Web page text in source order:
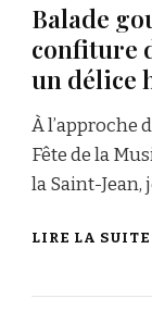
Balade
confiture
un délice
À l’approche
Fête de la
la Saint-Jean,
LIRE LA SUITE